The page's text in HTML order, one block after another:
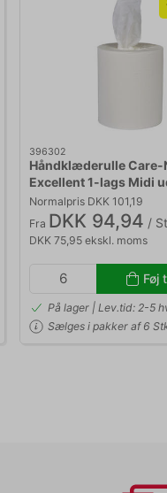
396302
Håndklæderulle Care-
Excellent 1-lags Midi
Normalpris DKK 101,19
Fra DKK 94,94 /
DKK 75,95 ekskl. moms
Føj
På lager | Lev.tid: 2-5
Sælges i pakker af 6